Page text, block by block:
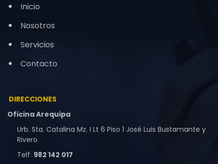
Inicio
Nosotros
Servicios
Contacto
DIRECCIONES
Oficina Arequipa
Urb. Sta. Catalina Mz. I Lt 6 Piso 1 José Luis Bustamante y
Rivero
Telf: 982 142 017